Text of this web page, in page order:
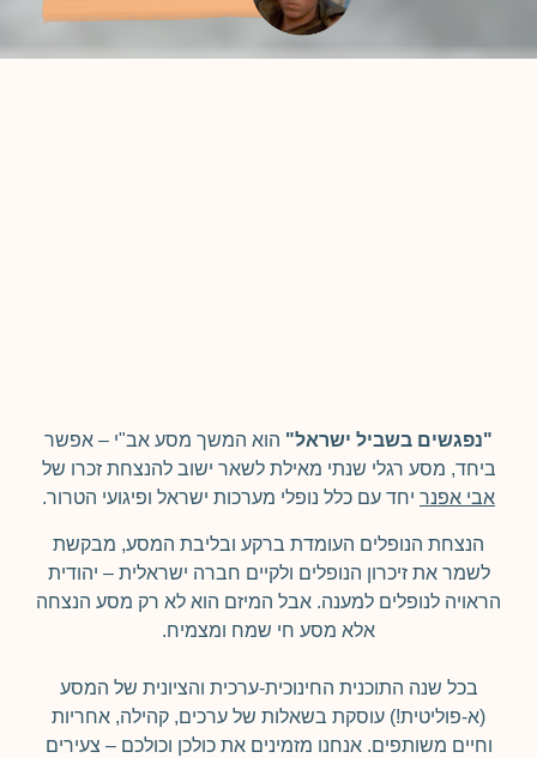
"נפגשים בשביל ישראל" הוא המשך מסע אב"י – אפשר
ביחד, מסע רגלי שנתי מאילת לשאר ישוב להנצחת זכרו של
אבי אפנר יחד עם כלל נופלי מערכות ישראל ופיגועי הטרור.
הנצחת הנופלים העומדת ברקע ובליבת המסע, מבקשת
לשמר את זיכרון הנופלים ולקיים חברה ישראלית – יהודית
הראויה לנופלים למענה. אבל המיזם הוא לא רק מסע הנצחה
אלא מסע חי שמח ומצמיח.
בכל שנה התוכנית החינוכית-ערכית והציונית של המסע
(א-פוליטית!) עוסקת בשאלות של ערכים, קהילה, אחריות
וחיים משותפים. אנחנו מזמינים את כולכן וכולכם – צעירים